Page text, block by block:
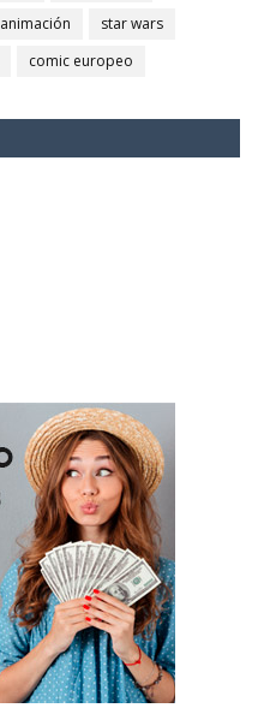
animación
star wars
comic europeo